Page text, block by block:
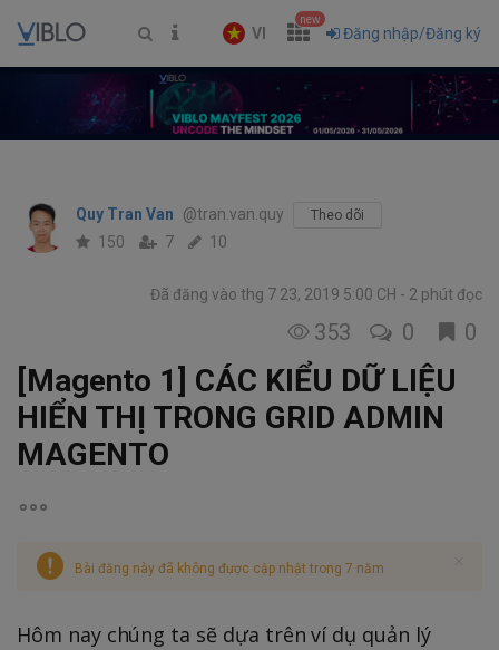
VI
new
Đăng nhập/Đăng ký
Quy Tran Van @tran.van.quy Theo dõi
150 7 10
Đã đăng vào thg 7 23, 2019 5:00 CH 2 phút đọc
353 0 0
[Magento 1] CÁC KIỂU DỮ LIỆU
HIỂN THỊ TRONG GRID ADMIN
MAGENTO
Bài đăng này đã không được cập nhật trong 7 năm
Hôm nay chúng ta sẽ dựa trên ví dụ quản lý